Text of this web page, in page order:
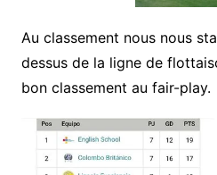
Au classement nous nous
dessus de la ligne de
bon classement au fair-play.